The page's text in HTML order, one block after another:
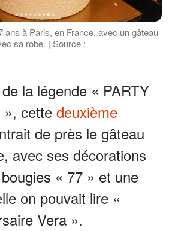
ans à Paris, en France, avec un gâteau
sa robe. | Source :
la légende « PARTY
cette deuxième
de près le gâteau
avec ses décorations
« 77 » et une
on pouvait lire «
Vera ».